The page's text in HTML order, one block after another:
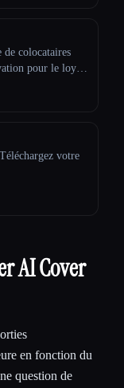
de colocataires
pour le loyer
toi de la
basée sur
votre
AI Cover
en fonction du
question de